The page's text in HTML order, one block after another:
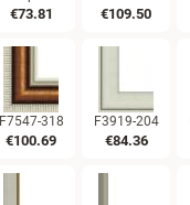
€73.81 €109.50
F7547-318
€100.69
F3919-204
€84.36